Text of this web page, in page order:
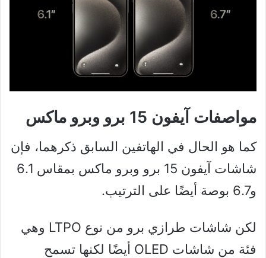
مواصفات آيفون 15 برو وبرو ماكس
كما هو الحال في الهاتفين السابق ذكرهما، فإن
شاشات آيفون 15 برو وبرو ماكس بمقاس 6.1
و6.7 بوصة أيضًا على الترتيب.
لكن شاشات طرازي برو من نوع LTPO وهي
فئة من شاشات OLED أيضًا لكنها تسمح